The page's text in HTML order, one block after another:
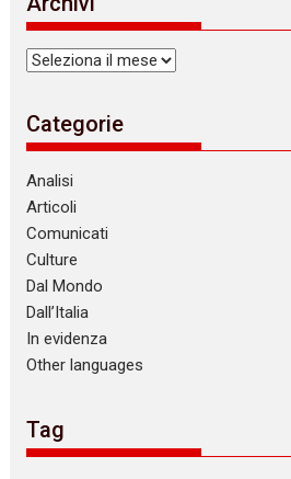
c
e
Archivi
Categorie
Analisi
Articoli
Comunicati
Culture
Dal Mondo
Dall’Italia
In evidenza
Other languages
Tag